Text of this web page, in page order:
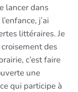
lancer dans
j’ai
littéraires. Je
des
c’est faire
une
qui participe à